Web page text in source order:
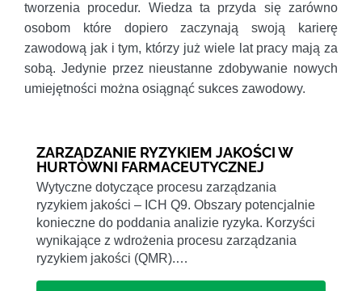
tworzenia procedur. Wiedza ta przyda się zarówno
osobom które dopiero zaczynają swoją karierę
zawodową jak i tym, którzy już wiele lat pracy mają za
sobą. Jedynie przez nieustanne zdobywanie nowych
umiejętności można osiągnąć sukces zawodowy.
ZARZĄDZANIE RYZYKIEM JAKOŚCI W
HURTOWNI FARMACEUTYCZNEJ
Wytyczne dotyczące procesu zarządzania
ryzykiem jakości – ICH Q9. Obszary potencjalnie
konieczne do poddania analizie ryzyka. Korzyści
wynikające z wdrożenia procesu zarządzania
ryzykiem jakości (QMR).…